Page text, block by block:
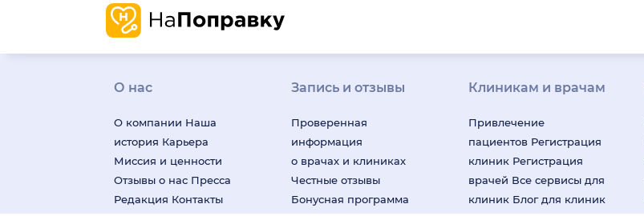
О нас
О компании Наша
история Карьера
Миссия и ценности
Отзывы о нас Пресса
Редакция Контакты
Запись и отзывы
Проверенная
информация
о врачах и клиниках
Честные отзывы
Бонусная программа
Клиникам и врачам
Привлечение
пациентов Регистрация
клиник Регистрация
врачей Все сервисы для
клиник Блог для клиник